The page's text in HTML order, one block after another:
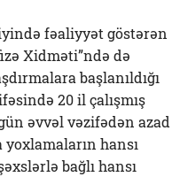
fəaliyyət göstərən
Xidməti”ndə də
başlanıldığı
20 il çalışmış
əvvəl vəzifədən azad
hansı
bağlı hansı